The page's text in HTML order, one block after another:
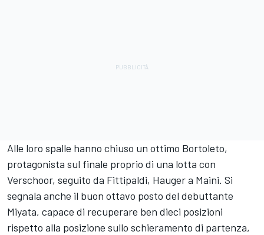
Alle loro spalle hanno chiuso un ottimo Bortoleto,
protagonista sul finale proprio di una lotta con
Verschoor, seguito da Fittipaldi, Hauger a Maini. Si
segnala anche il buon ottavo posto del debuttante
Miyata, capace di recuperare ben dieci posizioni
rispetto alla posizione sullo schieramento di partenza,